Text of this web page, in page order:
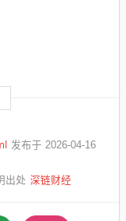
发布于 2026-04-16
出处 深链财经